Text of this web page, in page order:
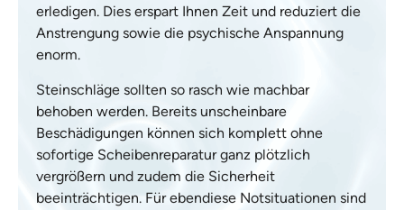
erledigen. Dies erspart Ihnen Zeit und reduziert die
Anstrengung sowie die psychische Anspannung
enorm.
Steinschläge sollten so rasch wie machbar
behoben werden. Bereits unscheinbare
Beschädigungen können sich komplett ohne
sofortige Scheibenreparatur ganz plötzlich
vergrößern und zudem die Sicherheit
beeinträchtigen. Für ebendiese Notsituationen sind